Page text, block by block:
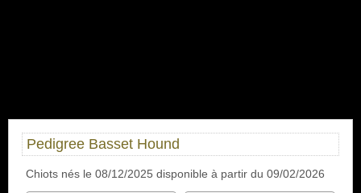
Pedigree Basset Hound
Chiots nés le 08/12/2025 disponible à partir du 09/02/2026